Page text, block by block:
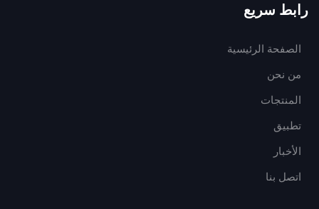
رابط سريع
الصفحة الرئيسية
من نحن
المنتجات
تطبيق
الأخبار
اتصل بنا